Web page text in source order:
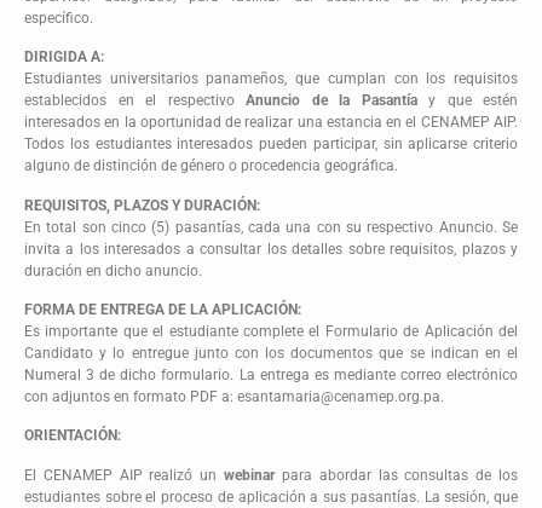
específico.
DIRIGIDA A:
Estudiantes universitarios panameños, que cumplan con los requisitos
establecidos en el respectivo Anuncio de la Pasantíay que estén
interesados en la oportunidad de realizar una estancia en el CENAMEP AIP.
Todos los estudiantes interesados pueden participar, sin aplicarse criterio
alguno de distinción de género o procedencia geográfica.
REQUISITOS, PLAZOS Y DURACIÓN:
En total son cinco (5) pasantías, cada una con su respectivo Anuncio. Se
invita a los interesados a consultar los detalles sobre requisitos, plazos y
duración en dicho anuncio.
FORMA DE ENTREGA DE LA APLICACIÓN:
Es importante que el estudiante complete el Formulario de Aplicación del
Candidato y lo entregue junto con los documentos que se indican en el
Numeral 3 de dicho formulario. La entrega es mediante correo electrónico
con adjuntos en formato PDF a: esantamaria@cenamep.org.pa.
ORIENTACIÓN:
El CENAMEP AIP realizó unwebinarpara abordar las consultas de los
estudiantes sobre el proceso de aplicación a sus pasantías. La sesión, que